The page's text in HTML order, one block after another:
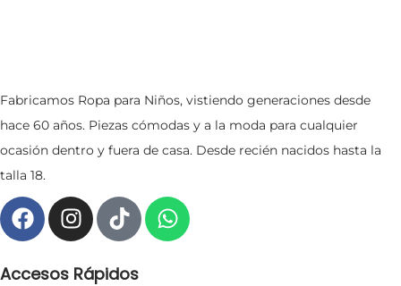
Fabricamos Ropa para Niños, vistiendo generaciones desde
hace 60 años. Piezas cómodas y a la moda para cualquier
ocasión dentro y fuera de casa. Desde recién nacidos hasta la
talla 18.
Accesos Rápidos